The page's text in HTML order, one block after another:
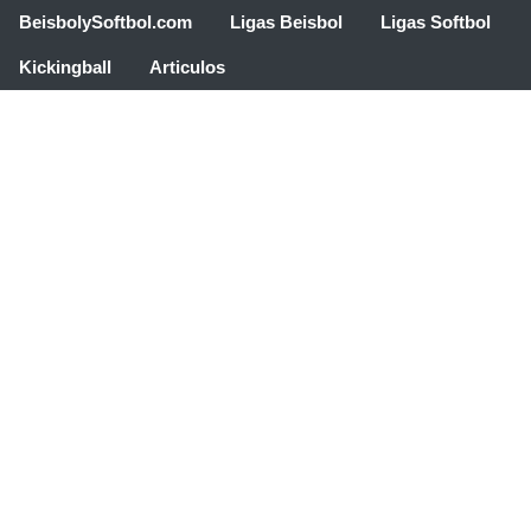
BeisbolySoftbol.com Ligas Beisbol Ligas Softbol
Kickingball Articulos